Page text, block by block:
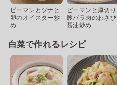
ピーマンとツナと
卵のオイスター炒
め
ピーマンと厚切り
豚バラ肉のわさび
醤油炒め
白菜で作れるレシピ